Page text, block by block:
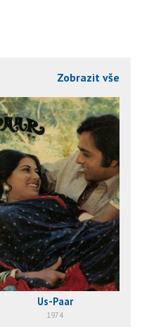
Zobrazit vše
Us-Paar
1974